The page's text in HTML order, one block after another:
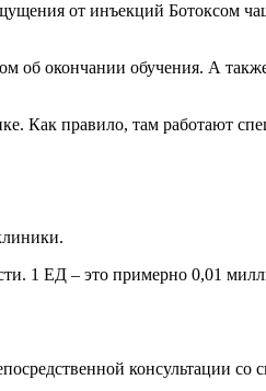
от инъекций Ботоксом
об окончании обучения. А
Как правило, там работают
1 ЕД – это примерно 0,01
консультации